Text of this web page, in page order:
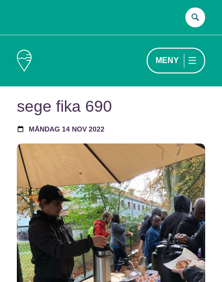
Sök
MENY
sege fika 690
MÅNDAG 14 NOV 2022